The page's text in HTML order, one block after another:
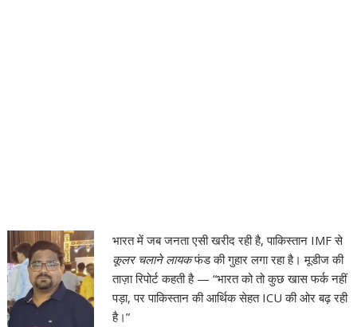
भारत में जब जनता एसी खरीद रही है, पाकिस्तान IMF से
कूलर चलाने लायकफंड की गुहार लगा रहा है। मूडीज की
ताज़ा रिपोर्ट कहती है — “भारत को तो कुछ खास फर्क नहीं
पड़ा, पर पाकिस्तान की आर्थिक सेहत ICU की ओर बढ़ रही
है।”